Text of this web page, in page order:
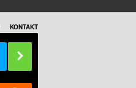
KONTAKT